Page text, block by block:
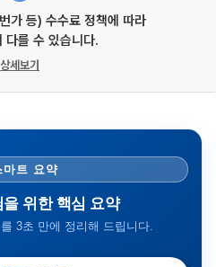
가 등) 수수료 정책에 따라
다를 수 있습니다.
상세보기
트 요약
위한 핵심 요약
3초 만에 정리해 드립니다.